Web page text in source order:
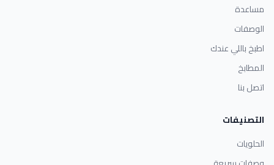
مساعدة
الوصفات
اطبخ باللي عندك
المطابخ
اتصل بنا
التصنيفات
الحلويات